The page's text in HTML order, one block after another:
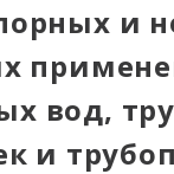
и
вод,
и